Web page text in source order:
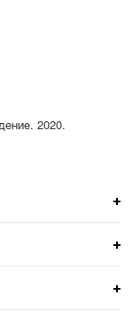
2020.
Для товаров
и
доступен